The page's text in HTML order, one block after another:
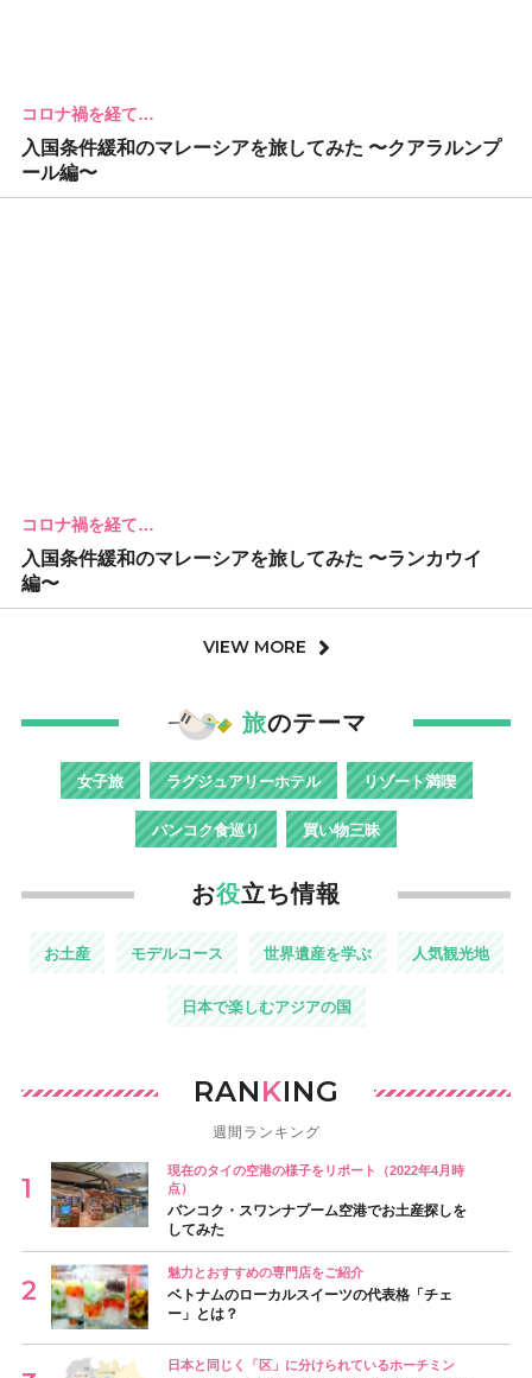
コロナ禍を経て…
入国条件緩和のマレーシアを旅してみた 〜クアラルンプ
ール編〜
コロナ禍を経て…
入国条件緩和のマレーシアを旅してみた 〜ランカウイ
編〜
VIEW MORE
旅のテーマ
女子旅 ラグジュアリーホテル リゾート満喫
バンコク食巡り 買い物三昧
お役立ち情報
お土産 モデルコース 世界遺産を学ぶ 人気観光地
日本で楽しむアジアの国
RANKING
週間ランキング
現在のタイの空港の様子をリポート（2022年4月時
点）
バンコク・スワンナプーム空港でお土産探しを
してみた
魅力とおすすめの専門店をご紹介
ベトナムのローカルスイーツの代表格「チェ
ー」とは？
日本と同じく「区」に分けられているホーチミン